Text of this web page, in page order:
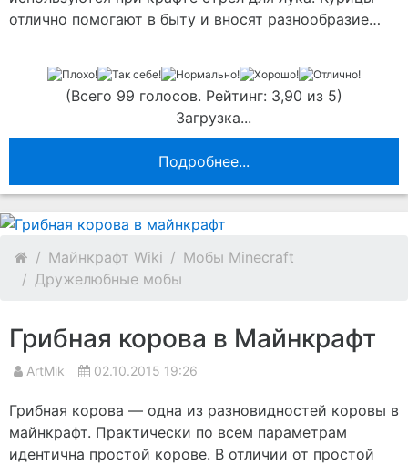
отлично помогают в быту и вносят разнообразие…
(Всего 99 голосов. Рейтинг: 3,90 из 5)
Загрузка...
Подробнее...
Майнкрафт Wiki
Мобы Minecraft
Дружелюбные мобы
Грибная корова в Майнкрафт
ArtMik 02.10.2015 19:26
Грибная корова — одна из разновидностей коровы в
майнкрафт. Практически по всем параметрам
идентична простой корове. В отличии от простой